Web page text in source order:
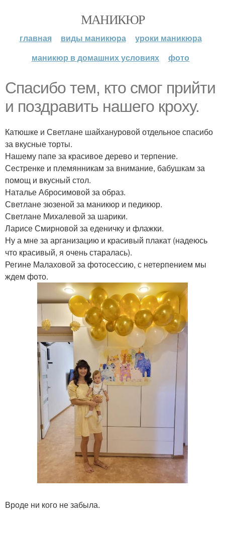
МАНИКЮР
главная виды маникюра
уроки маникюра
маникюр в домашних условиях
фото
Спасибо тем, кто смог прийти
и поздравить нашего кроху.
Катюшке и Светлане шайхануровой отдельное спасибо
за вкусные торты.
Нашему папе за красивое дерево и терпение.
Сестренке и племянникам за внимание, бабушкам за
помощ и вкусный стол.
Наталье Абросимовой за образ.
Светлане зюзеной за маникюр и педикюр.
Светлане Михалевой за шарики.
Ларисе Смирновой за еденичку и флажки.
Ну а мне за арганизацию и красивый плакат (надеюсь
что красивый, я очень старалась).
Регине Малаховой за фотосессию, с нетерпением мы
ждем фото.
Вроде ни кого не забыла.